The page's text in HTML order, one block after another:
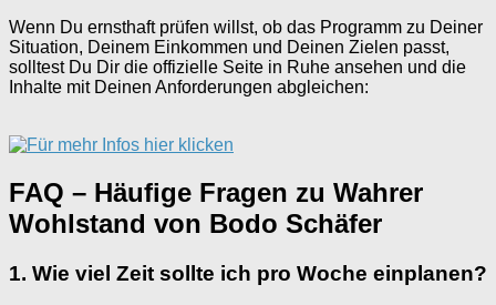
Wenn Du ernsthaft prüfen willst, ob das Programm zu Deiner
Situation, Deinem Einkommen und Deinen Zielen passt,
solltest Du Dir die offizielle Seite in Ruhe ansehen und die
Inhalte mit Deinen Anforderungen abgleichen:
FAQ – Häufige Fragen zu Wahrer
Wohlstand von Bodo Schäfer
1. Wie viel Zeit sollte ich pro Woche einplanen?